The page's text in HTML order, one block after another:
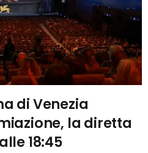
di Venezia
la diretta
18:45